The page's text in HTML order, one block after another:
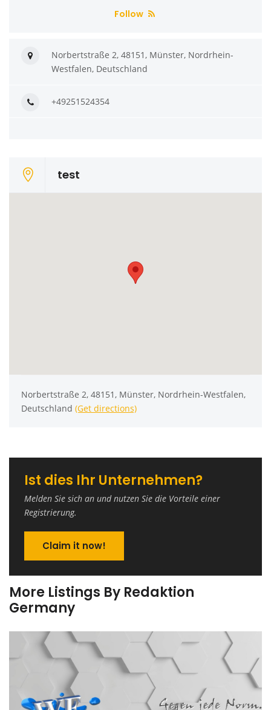
Follow
Norbertstraße 2, 48151, Münster, Nordrhein-
Westfalen, Deutschland
+49251524354
test
Norbertstraße 2, 48151, Münster, Nordrhein-Westfalen,
Deutschland (Get directions)
Ist dies Ihr Unternehmen?
Melden Sie sich an und nutzen Sie die Vorteile einer
Registrierung.
Claim it now!
More Listings By Redaktion
Germany